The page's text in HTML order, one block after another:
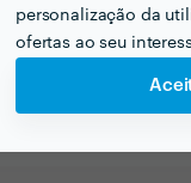
personalização da
ofertas ao seu